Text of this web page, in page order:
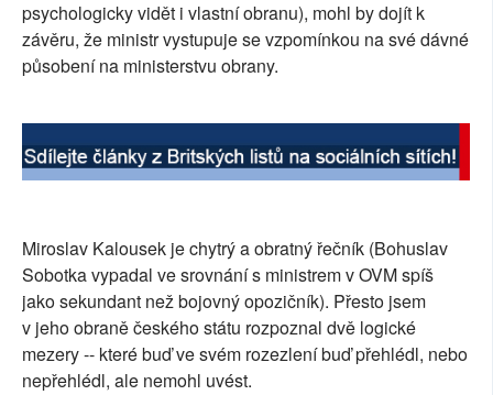
psychologicky vidět i vlastní obranu), mohl by dojít k
závěru, že ministr vystupuje se vzpomínkou na své dávné
působení na ministerstvu obrany.
Miroslav Kalousek je chytrý a obratný řečník (Bohuslav
Sobotka vypadal ve srovnání s ministrem v OVM spíš
jako sekundant než bojovný opozičník). Přesto jsem
v jeho obraně českého státu rozpoznal dvě logické
mezery -- které buď ve svém rozezlení buď přehlédl, nebo
nepřehlédl, ale nemohl uvést.